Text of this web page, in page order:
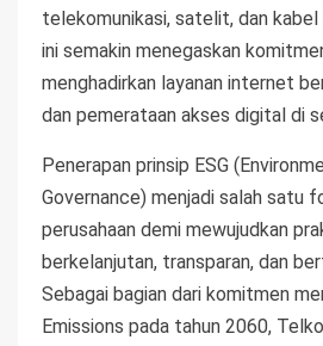
telekomunikasi, satelit, dan kabel
ini semakin menegaskan
menghadirkan layanan internet
dan pemerataan akses digital di
Penerapan prinsip ESG
Governance) menjadi salah satu
perusahaan demi mewujudkan
berkelanjutan, transparan, dan
Sebagai bagian dari komitmen
Emissions pada tahun 2060,